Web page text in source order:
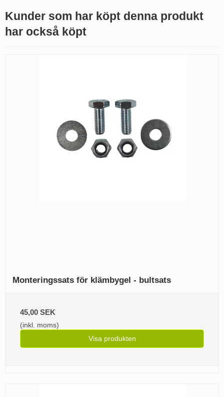
Kunder som har köpt denna produkt
har också köpt
Monteringssats för klämbygel - bultsats
45,00 SEK
(inkl. moms)
Visa produkten